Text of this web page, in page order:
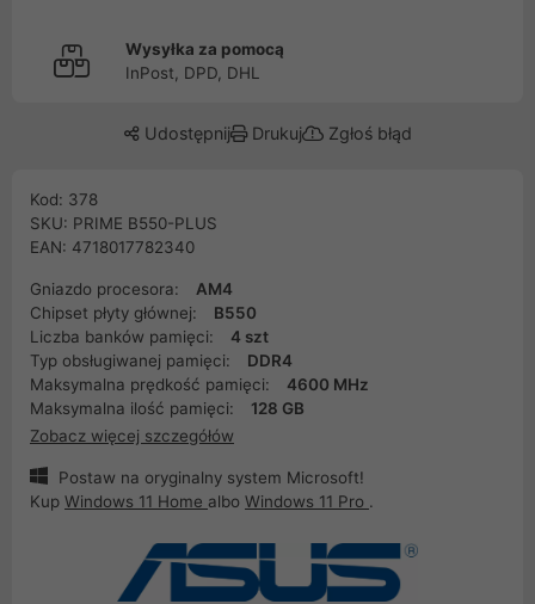
Wysyłka za pomocą
InPost, DPD, DHL
Udostępnij Drukuj Zgłoś błąd
Kod: 378
SKU: PRIME B550-PLUS
EAN: 4718017782340
Gniazdo procesora:
AM4
Chipset płyty głównej:
B550
Liczba banków pamięci:
4 szt
Typ obsługiwanej pamięci:
DDR4
Maksymalna prędkość pamięci:
4600 MHz
Maksymalna ilość pamięci:
128 GB
Zobacz więcej szczegółów
Postaw na oryginalny system Microsoft!
Kup Windows 11 Home albo Windows 11 Pro .